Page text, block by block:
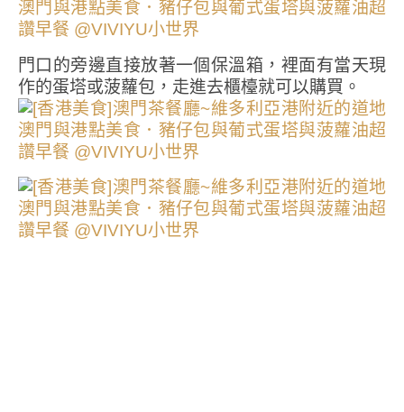
門口的旁邊直接放著一個保溫箱，裡面有當天現
作的蛋塔或菠蘿包，走進去櫃檯就可以購買。